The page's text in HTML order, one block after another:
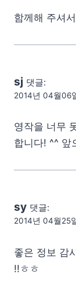
함께해 주셔
sj 댓글:
2014년 04월06
영작을 너무
합니다! ^^ 앞
sy 댓글:
2014년 04월25
좋은 정보 감
!!ㅎㅎ